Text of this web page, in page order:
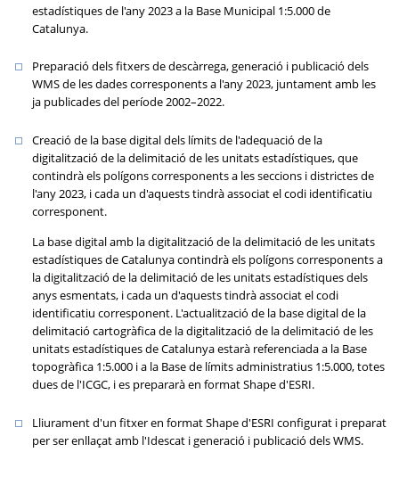
estadístiques de l'any 2023 a la Base Municipal 1:5.000 de
Catalunya.
Preparació dels fitxers de descàrrega, generació i publicació dels
WMS de les dades corresponents a l'any 2023, juntament amb les
ja publicades del període 2002–2022.
Creació de la base digital dels límits de l'adequació de la
digitalització de la delimitació de les unitats estadístiques, que
contindrà els polígons corresponents a les seccions i districtes de
l'any 2023, i cada un d'aquests tindrà associat el codi identificatiu
corresponent.
La base digital amb la digitalització de la delimitació de les unitats
estadístiques de Catalunya contindrà els polígons corresponents a
la digitalització de la delimitació de les unitats estadístiques dels
anys esmentats, i cada un d'aquests tindrà associat el codi
identificatiu corresponent. L'actualització de la base digital de la
delimitació cartogràfica de la digitalització de la delimitació de les
unitats estadístiques de Catalunya estarà referenciada a la Base
topogràfica 1:5.000 i a la Base de límits administratius 1:5.000, totes
dues de l'ICGC, i es prepararà en format Shape d'ESRI.
Lliurament d'un fitxer en format Shape d'ESRI configurat i preparat
per ser enllaçat amb l'Idescat i generació i publicació dels WMS.